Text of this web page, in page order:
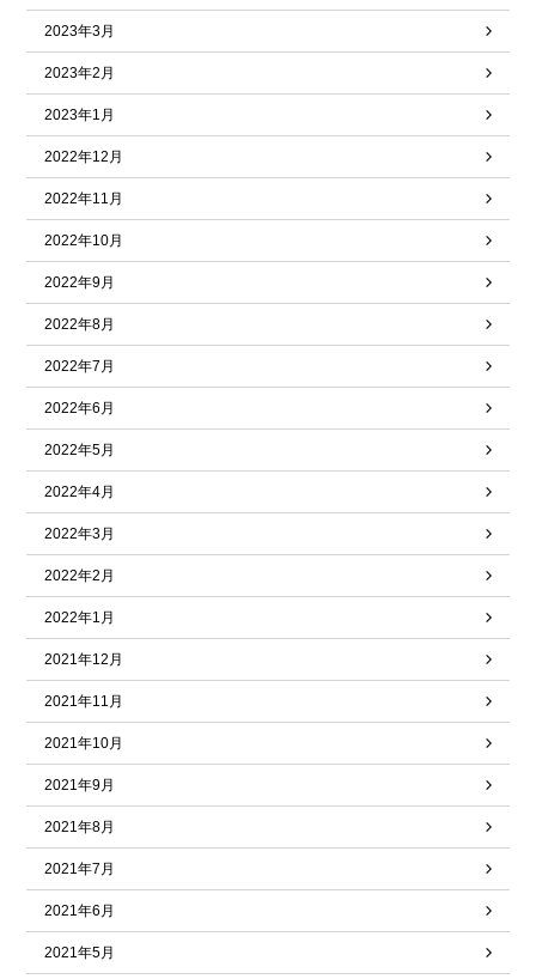
2023年3月
2023年2月
2023年1月
2022年12月
2022年11月
2022年10月
2022年9月
2022年8月
2022年7月
2022年6月
2022年5月
2022年4月
2022年3月
2022年2月
2022年1月
2021年12月
2021年11月
2021年10月
2021年9月
2021年8月
2021年7月
2021年6月
2021年5月